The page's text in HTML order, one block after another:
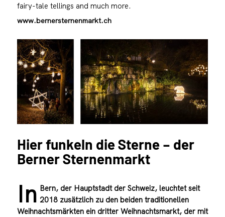
fairy-tale tellings and much more.
www.bernersternenmarkt.ch
Hier funkeln die Sterne – der
Berner Sternenmarkt
In Bern, der Hauptstadt der Schweiz, leuchtet seit
2018 zusätzlich zu den beiden traditionellen
Weihnachtsmärkten ein dritter Weihnachtsmarkt, der mit